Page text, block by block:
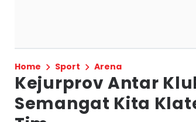
Home Sport Arena
Kejurprov Antar
Semangat Kita